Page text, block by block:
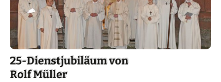
25-Dienstjubiläum von
Rolf Müller